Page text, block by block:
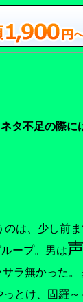
タ不足の際に
のは、少し前
ープ。男は
ラ無かった
っとけ、固羅